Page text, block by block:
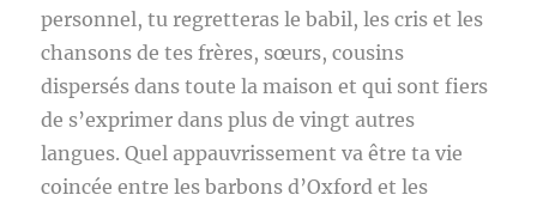
personnel, tu regretteras le babil, les cris et les
chansons de tes frères, sœurs, cousins
dispersés dans toute la maison et qui sont fiers
de s’exprimer dans plus de vingt autres
langues. Quel appauvrissement va être ta vie
coincée entre les barbons d’Oxford et les